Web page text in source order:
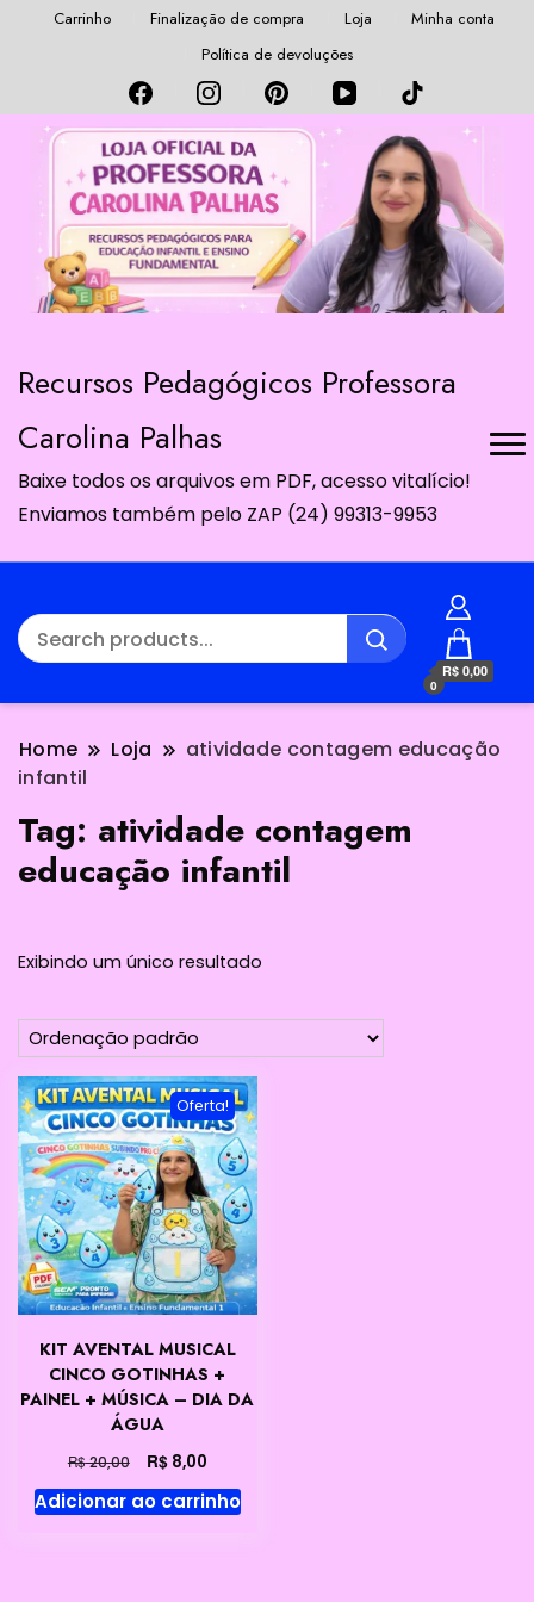
Carrinho Finalização de compra Loja
Minha conta
Política de devoluções
Recursos Pedagógicos Professora
Carolina Palhas
Baixe todos os arquivos em PDF, acesso vitalício!
Enviamos também pelo ZAP (24) 99313-9953
0
R$ 0,00
Home Loja
atividade contagem educação
infantil
Tag: atividade contagem
educação infantil
Exibindo um único resultado
Oferta!
KIT AVENTAL MUSICAL
CINCO GOTINHAS +
PAINEL + MÚSICA – DIA DA
ÁGUA
R$20,00
preço
original
R$8,00O
preço
atual
Adicionar ao carrinho